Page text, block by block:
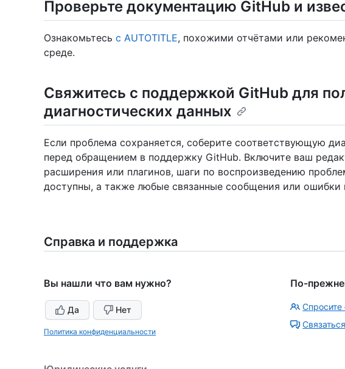
Проверьте документацию GitHub и
Ознакомьтесь с AUTOTITLE, похожими отчётами или
среде.
Свяжитесь с поддержкой GitHub для
диагностических данных
Если проблема сохраняется, соберите соответствующую
перед обращением в поддержку GitHub. Включите ваш
расширения или плагинов, шаги по воспроизведению
доступны, а также любые связанные сообщения или ошибки
Справка и поддержка
Вы нашли что вам нужно?
Да Нет
Политика конфиденциальности
По-
Спросите